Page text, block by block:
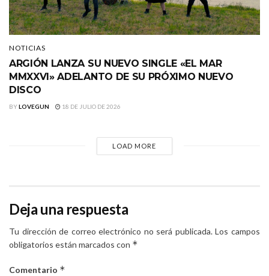
NOTICIAS
ARGIÓN LANZA SU NUEVO SINGLE «EL MAR
MMXXVI» ADELANTO DE SU PRÓXIMO NUEVO
DISCO
BYLOVEGUN 18 DE JULIO DE 2026
LOAD MORE
Deja una respuesta
Tu dirección de correo electrónico no será publicada. Los campos
obligatorios están marcados con *
Comentario *